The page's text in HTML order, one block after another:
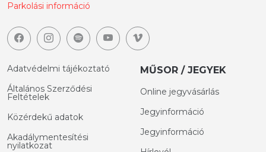
Parkolási információ
Adatvédelmi tájékoztató
Általános Szerződési
Feltételek
Közérdekű adatok
Akadálymentesítési
nyilatkozat
MŰSOR / JEGYEK
Online jegyvásárlás
Jegyinformáció
Jegyinformáció